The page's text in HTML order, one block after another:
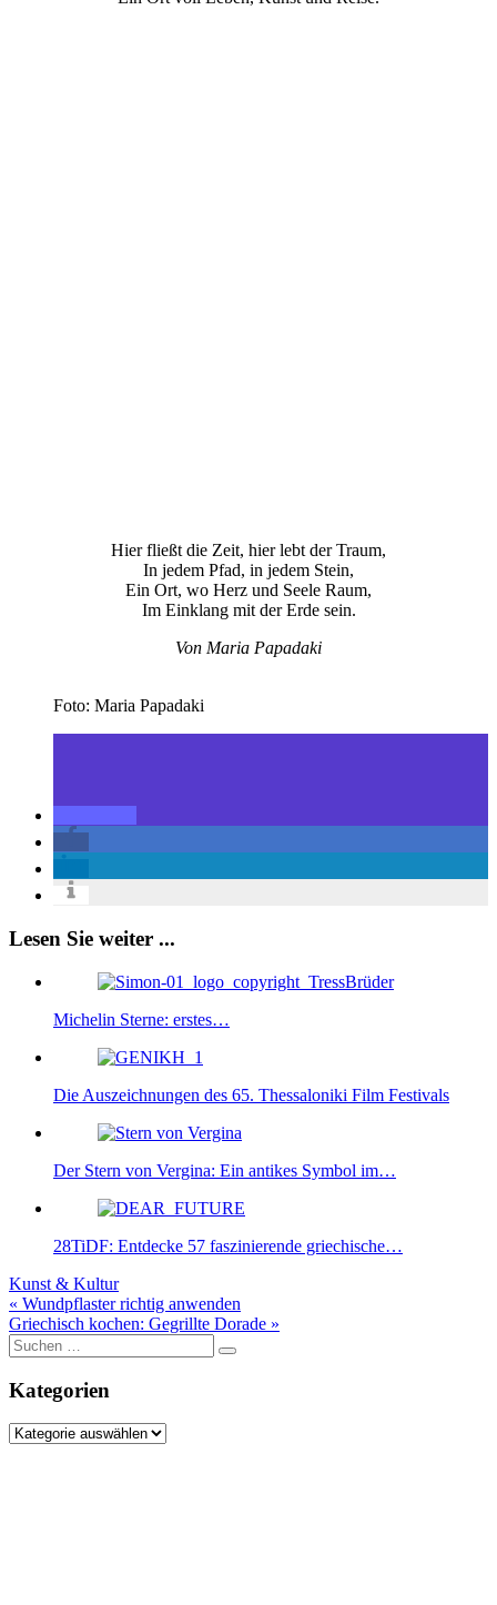
Hier fließt die Zeit, hier lebt der Traum,
In jedem Pfad, in jedem Stein,
Ein Ort, wo Herz und Seele Raum,
Im Einklang mit der Erde sein.
Von Maria Papadaki
Foto: Maria Papadaki
Lesen Sie weiter ...
Michelin Sterne: erstes…
Die Auszeichnungen des 65. Thessaloniki Film Festivals
Der Stern von Vergina: Ein antikes Symbol im…
28TiDF: Entdecke 57 faszinierende griechische…
Kunst & Kultur
Beitragsnavigation
« Wundpflaster richtig anwenden
Griechisch kochen: Gegrillte Dorade »
Suche
nach:
Kategorien
Kategorien